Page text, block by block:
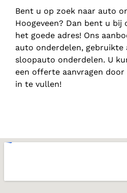
Bent u op zoek naar auto
Hoogeveen? Dan bent u bij
het goede adres! Ons
auto onderdelen, gebruikte
sloopauto onderdelen. U
een offerte aanvragen
in te vullen!